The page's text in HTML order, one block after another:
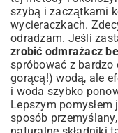
szybą i zaczątkami
wycieraczkach.
odradzam. Jeśli
zrobić odmrażacz
spróbować z bardzo
gorącą!) wodą, ale
i woda szybko
Lepszym
sposób